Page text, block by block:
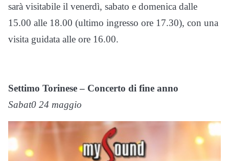
sarà visitabile il venerdì, sabato e domenica dalle
15.00 alle 18.00 (ultimo ingresso ore 17.30), con una
visita guidata alle ore 16.00.
Settimo Torinese – Concerto di fine anno
Sabat0 24 maggio